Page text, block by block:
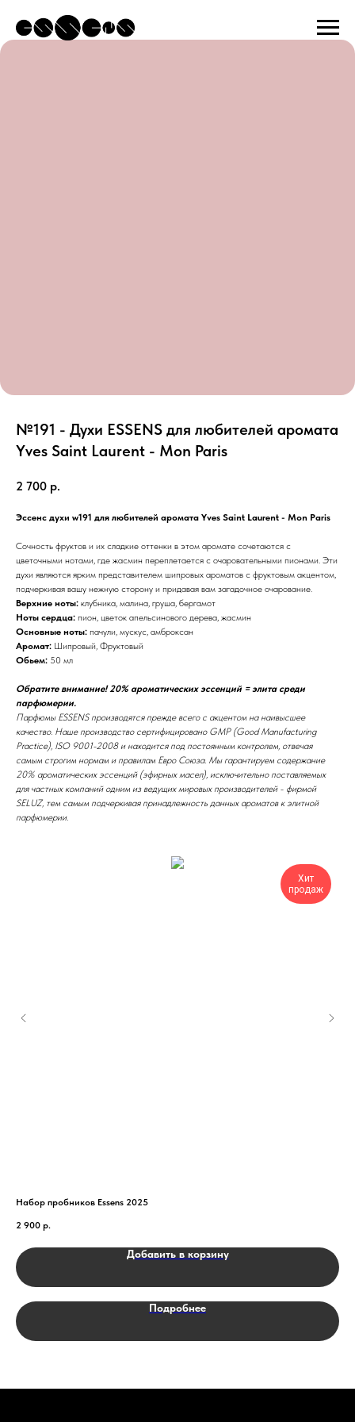
№191 - Духи ESSENS для любителей аромата
Yves Saint Laurent - Mon Paris
2 700 р.
Эссенс духи w191 для любителей аромата Yves Saint Laurent - Mon Paris
Сочность фруктов и их сладкие оттенки в этом аромате сочетаются с
цветочными нотами, где жасмин переплетается с очаровательными пионами. Эти
духи являются ярким представителем шипровых ароматов с фруктовым акцентом,
подчеркивая вашу нежную сторону и придавая вам загадочное очарование.
Верхние ноты: клубника, малина, груша, бергамот
Ноты сердца: пион, цветок апельсинового дерева, жасмин
Основные ноты: пачули, мускус, амброксан
Аромат: Шипровый, Фруктовый
Обьем: 50 мл
Обратите внимание! 20% ароматических эссенций = элита среди
парфюмерии.
Парфюмы ESSENS производятся прежде всего с акцентом на наивысшее
качество. Наше производство сертифицировано GMP (Good Manufacturing
Practice), ISO 9001-2008 и находится под постоянным контролем, отвечая
самым строгим нормам и правилам Евро Союза. Мы гарантируем содержание
20% ароматических эссенций (эфирных масел), исключительно поставляемых
для частных компаний одним из ведущих мировых производителей - фирмой
SELUZ, тем самым подчеркивая принадлежность данных ароматов к элитной
парфюмерии.
Хит
продаж
Набор пробников Essens 2025
2 900 р.
Добавить в корзину
Подробнее